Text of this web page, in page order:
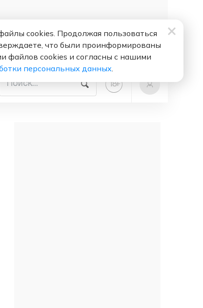
18+
cookies. Продолжая пользоваться
что были проинформированы
файлов cookies и согласны с нашими
персональных данных.